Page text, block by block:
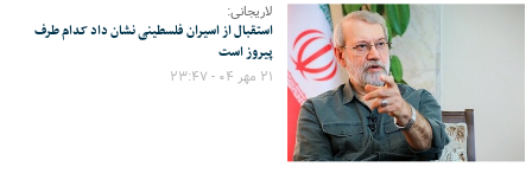
لاریجانی:
استقبال از اسیران فلسطینی نشان داد کدام طرف
پیروز است
۲۱ مهر ۰۴ - ۲۳:۴۷